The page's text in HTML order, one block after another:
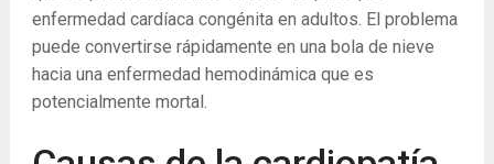
enfermedad cardíaca congénita en adultos. El problema
puede convertirse rápidamente en una bola de nieve
hacia una enfermedad hemodinámica que es
potencialmente mortal.